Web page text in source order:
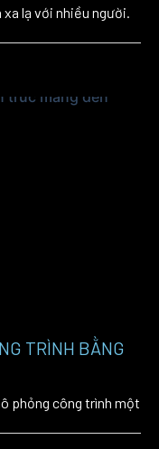
lạ với nhiều người.
TRÌNH BẰNG
phỏng công trình một